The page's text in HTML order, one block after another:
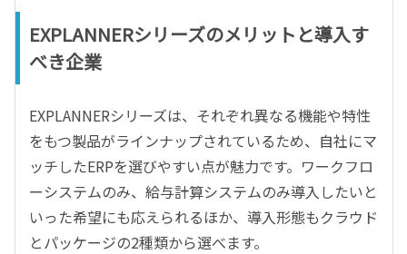
EXPLANNERシリーズのメリットと導入す
べき企業
EXPLANNERシリーズは、それぞれ異なる機能や特性
をもつ製品がラインナップされているため、自社にマ
ッチしたERPを選びやすい点が魅力です。ワークフロ
ーシステムのみ、給与計算システムのみ導入したいと
いった希望にも応えられるほか、導入形態もクラウド
とパッケージの2種類から選べます。